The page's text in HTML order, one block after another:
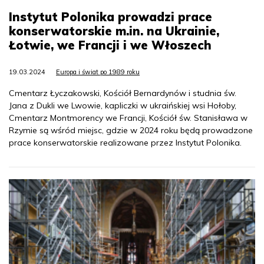
Instytut Polonika prowadzi prace
konserwatorskie m.in. na Ukrainie,
Łotwie, we Francji i we Włoszech
19.03.2024 Europa i świat po 1989 roku
Cmentarz Łyczakowski, Kościół Bernardynów i studnia św.
Jana z Dukli we Lwowie, kapliczki w ukraińskiej wsi Hołoby,
Cmentarz Montmorency we Francji, Kościół św. Stanisława w
Rzymie są wśród miejsc, gdzie w 2024 roku będą prowadzone
prace konserwatorskie realizowane przez Instytut Polonika.